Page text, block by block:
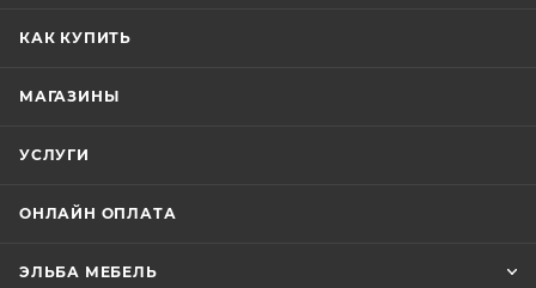
КАК КУПИТЬ
МАГАЗИНЫ
УСЛУГИ
ОНЛАЙН ОПЛАТА
ЭЛЬБА МЕБЕЛЬ